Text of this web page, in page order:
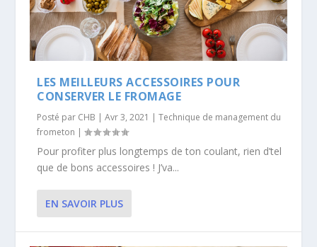
LES MEILLEURS ACCESSOIRES POUR
CONSERVER LE FROMAGE
Posté par CHB |Avr 3, 2021 |Technique de management du
frometon |
Pour profiter plus longtemps de ton coulant, rien d’tel
que de bons accessoires ! J’va...
EN SAVOIR PLUS